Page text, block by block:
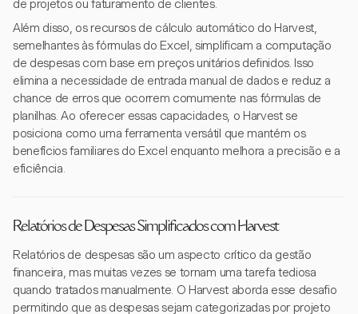
de projetos ou faturamento de clientes.
Além disso, os recursos de cálculo automático do Harvest,
semelhantes às fórmulas do Excel, simplificam a computação
de despesas com base em preços unitários definidos. Isso
elimina a necessidade de entrada manual de dados e reduz a
chance de erros que ocorrem comumente nas fórmulas de
planilhas. Ao oferecer essas capacidades, o Harvest se
posiciona como uma ferramenta versátil que mantém os
benefícios familiares do Excel enquanto melhora a precisão e a
eficiência.
Relatórios de Despesas Simplificados com Harvest
Relatórios de despesas são um aspecto crítico da gestão
financeira, mas muitas vezes se tornam uma tarefa tediosa
quando tratados manualmente. O Harvest aborda esse desafio
permitindo que as despesas sejam categorizadas por projeto